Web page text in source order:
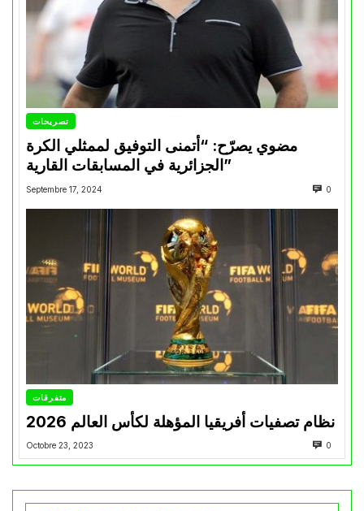
تصريحات
مضوي يصرّح: “أتمنى التوفيق لممثلي الكرة
الجزائرية في المسابقات القارية”
Septembre 17, 2024 0
متفرقات
نظام تصفيات أفريقيا المؤهلة لكأس العالم 2026
Octobre 23, 2023 0